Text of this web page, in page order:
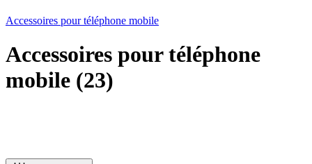
Accessoires pour téléphone mobile
Accessoires pour téléphone
mobile (23)